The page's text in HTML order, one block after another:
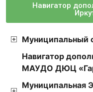
Навигатор
Муниципальный
Навигатор
МАУДО ДЮЦ
Муниципальная